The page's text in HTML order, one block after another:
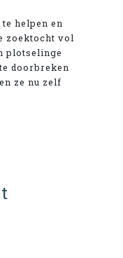
helpen en
zoektocht vol
plotselinge
doorbreken
ze nu zelf